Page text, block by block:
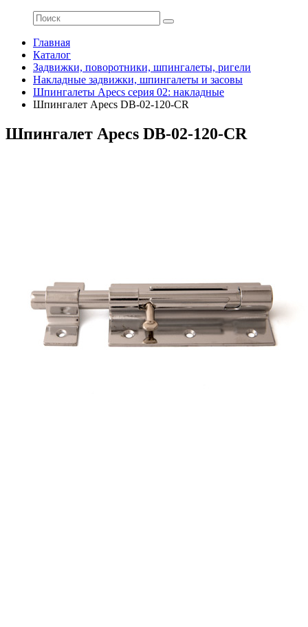
Главная
Каталог
Задвижки, поворотники, шпингалеты, ригели
Накладные задвижки, шпингалеты и засовы
Шпингалеты Apecs серия 02: накладные
Шпингалет Apecs DB-02-120-CR
Шпингалет Apecs DB-02-120-CR